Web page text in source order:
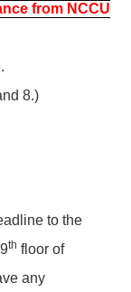
from NCCU
8.)
to the
th floor of
any